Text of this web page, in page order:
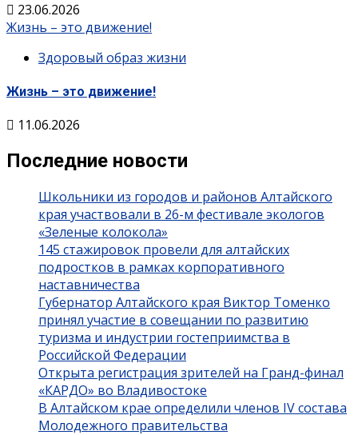
23.06.2026
Жизнь – это движение!
Здоровый образ жизни
Жизнь – это движение!
11.06.2026
Последние новости
Школьники из городов и районов Алтайского
края участвовали в 26-м фестивале экологов
«Зеленые колокола»
145 стажировок провели для алтайских
подростков в рамках корпоративного
наставничества
Губернатор Алтайского края Виктор Томенко
принял участие в совещании по развитию
туризма и индустрии гостеприимства в
Российской Федерации
Открыта регистрация зрителей на Гранд-финал
«КАРДО» во Владивостоке
В Алтайском крае определили членов IV состава
Молодежного правительства